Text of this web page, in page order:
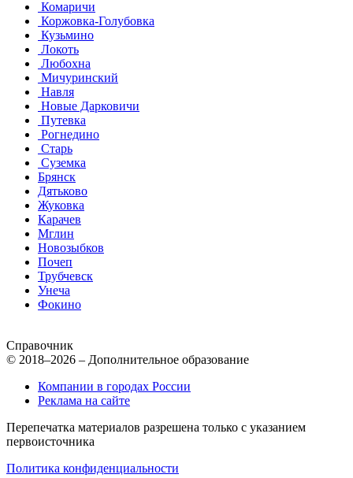
Комаричи
Коржовка-Голубовка
Кузьмино
Локоть
Любохна
Мичуринский
Навля
Новые Дарковичи
Путевка
Рогнедино
Старь
Суземка
Брянск
Дятьково
Жуковка
Карачев
Мглин
Новозыбков
Почеп
Трубчевск
Унеча
Фокино
Справочник
© 2018–2026 – Дополнительное образование
Компании в городах России
Реклама на сайте
Перепечатка материалов разрешена только с указанием
первоисточника
Политика конфиденциальности